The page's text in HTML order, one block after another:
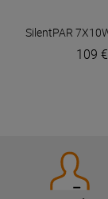
SilentPAR
109 €